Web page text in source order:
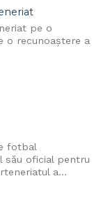
pe o
o recunoaștere a
fotbal
său oficial pentru
a...